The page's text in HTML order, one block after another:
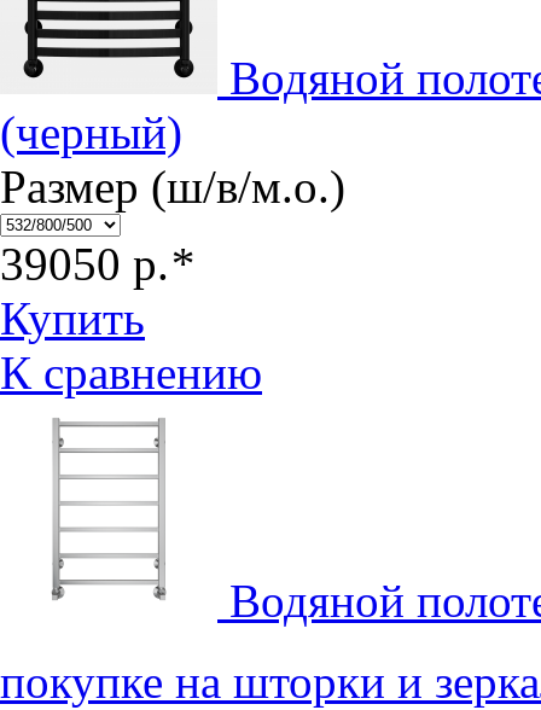
Водяной
(черный)
Размер (ш/в/м.о.)
39050 р.*
Купить
К сравнению
Водяной
покупке на шторки и